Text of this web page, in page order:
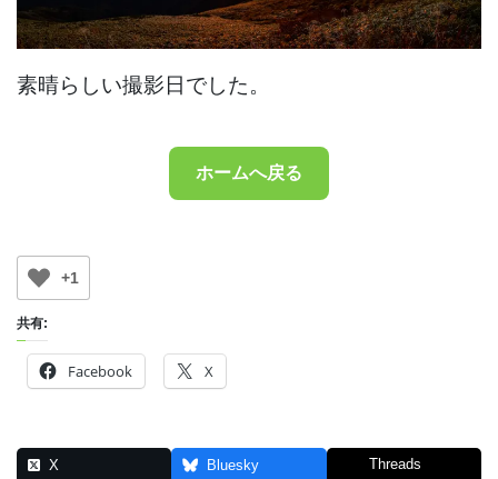
素晴らしい撮影日でした。
ホームへ戻る
+1
共有:
Facebook X
X Bluesky Threads